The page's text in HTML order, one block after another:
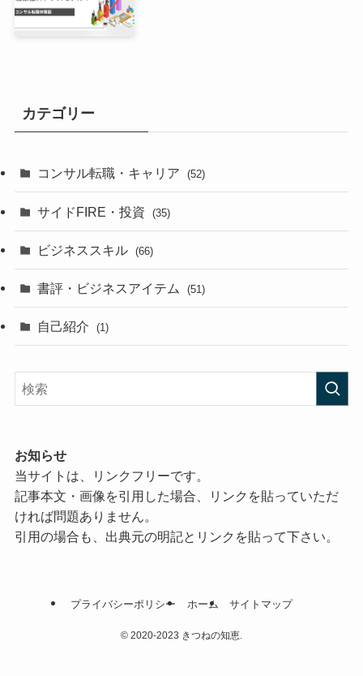
カテゴリー
コンサル転職・キャリア (52)
サイドFIRE・投資 (35)
ビジネススキル (66)
書評・ビジネスアイテム (51)
自己紹介 (1)
お知らせ
当サイトは、リンクフリーです。
記事本文・画像を引用した場合、リンクを貼っていただ
ければ問題ありません。
引用の場合も、出典元の明記とリンクを貼って下さい。
プライバシーポリシー ホーム サイトマップ
© 2020-2023 きつねの知恵.